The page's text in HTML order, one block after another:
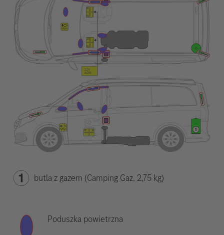
butla z gazem (Camping Gaz, 2,75 kg)
Poduszka powietrzna